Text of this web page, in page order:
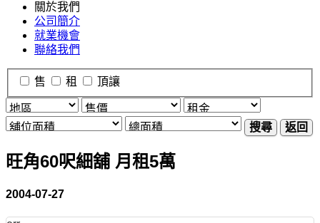
關於我們
公司簡介
就業機會
聯絡我們
售 租 頂讓
搜尋 返回
旺角60呎細舖 月租5萬
2004-07-27